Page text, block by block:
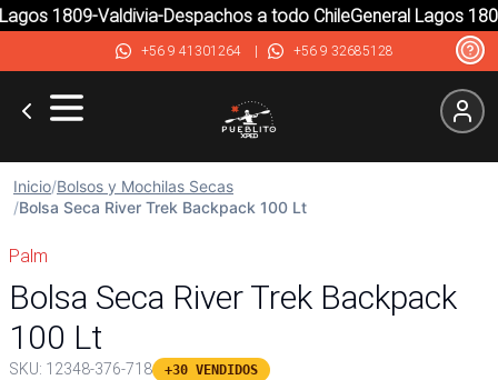
1809-Valdivia-Despachos a todo ChileGeneral Lagos
+56 9 41301264| +56 9 32685128
Inicio/Bolsos y Mochilas Secas
/Bolsa Seca River Trek Backpack 100 Lt
Palm
Bolsa Seca River Trek Backpack
100 Lt
SKU: 12348-376-718 +30 VENDIDOS